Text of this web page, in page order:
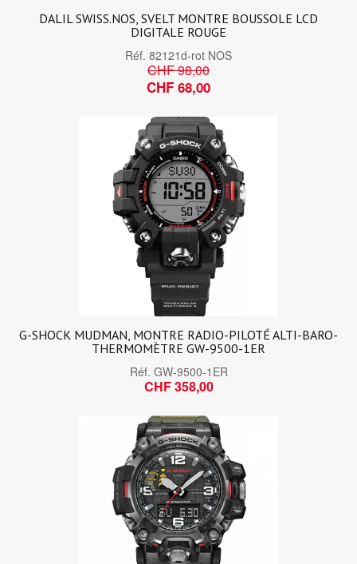
DALIL SWISS.NOS, SVELT MONTRE BOUSSOLE LCD
DIGITALE ROUGE
Réf. 82121d-rot NOS
CHF 98,00
CHF 68,00
G-SHOCK MUDMAN, MONTRE RADIO-PILOTÉ ALTI-BARO-
THERMOMÈTRE GW-9500-1ER
Réf. GW-9500-1ER
CHF 358,00